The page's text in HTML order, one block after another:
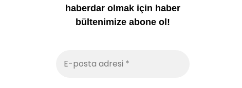
haberdar olmak için haber
bültenimize abone ol!